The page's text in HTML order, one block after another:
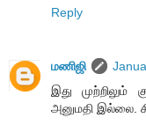
Reply
மணிஜி
இது முற்றிலும்
அனுமதி இல்லை.